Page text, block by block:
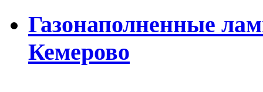
Газонаполненные
Кемерово